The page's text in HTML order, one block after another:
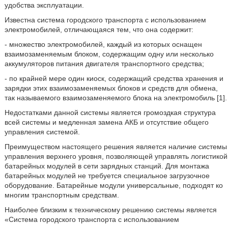
удобства эксплуатации.
Известна система городского транспорта с использованием
электромобилей, отличающаяся тем, что она содержит:
- множество электромобилей, каждый из которых оснащен
взаимозаменяемым блоком, содержащим одну или несколько
аккумуляторов питания двигателя транспортного средства;
- по крайней мере один киоск, содержащий средства хранения и
зарядки этих взаимозаменяемых блоков и средств для обмена,
так называемого взаимозаменяемого блока на электромобиль [1].
Недостатками данной системы является громоздкая структура
всей системы и медленная замена АКБ и отсутствие общего
управления системой.
Преимуществом настоящего решения является наличие системы
управления верхнего уровня, позволяющей управлять логистикой
батарейных модулей в сети зарядных станций. Для монтажа
батарейных модулей не требуется специальное загрузочное
оборудование. Батарейные модули универсальные, подходят ко
многим транспортным средствам.
Наиболее близким к техническому решению системы является
«Система городского транспорта с использованием